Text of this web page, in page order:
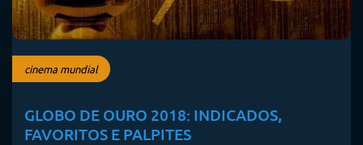
cinema mundial
GLOBO DE OURO 2018: INDICADOS,
FAVORITOS E PALPITES